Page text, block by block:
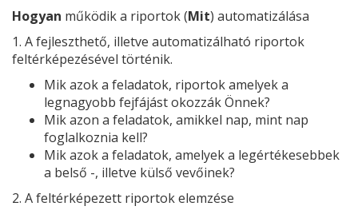
Hogyan működik a riportok (Mit) automatizálása
1. A fejleszthető, illetve automatizálható riportok
feltérképezésével történik.
Mik azok a feladatok, riportok amelyek a
legnagyobb fejfájást okozzák Önnek?
Mik azon a feladatok, amikkel nap, mint nap
foglalkoznia kell?
Mik azok a feladatok, amelyek a legértékesebbek
a belső -, illetve külső vevőinek?
2. A feltérképezett riportok elemzése